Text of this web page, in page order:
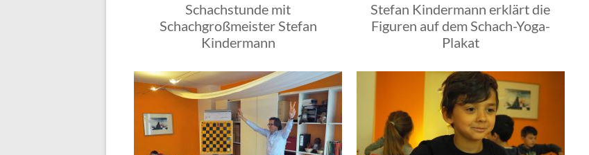
Schachstunde mit
Schachgroßmeister Stefan
Kindermann
Stefan Kindermann erklärt die
Figuren auf dem Schach-Yoga-
Plakat